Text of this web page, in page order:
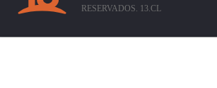
RESERVADOS. 13.CL